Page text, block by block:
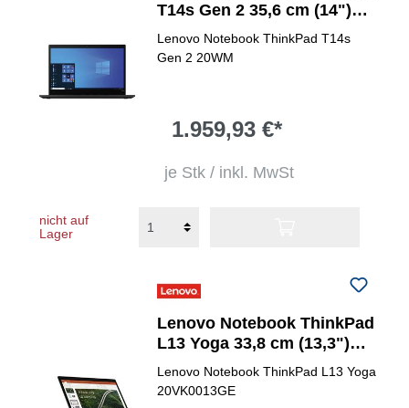
T14s Gen 2 35,6 cm (14")
Intel Core i5 (11. Gen.)
1135G7
Lenovo Notebook ThinkPad T14s
Gen 2 20WM
1.959,93 €*
je Stk / inkl. MwSt
nicht auf
Lager
Lenovo Notebook ThinkPad
L13 Yoga 33,8 cm (13,3")
Intel® Core&trade; i7
Lenovo Notebook ThinkPad L13 Yoga
20VK0013GE